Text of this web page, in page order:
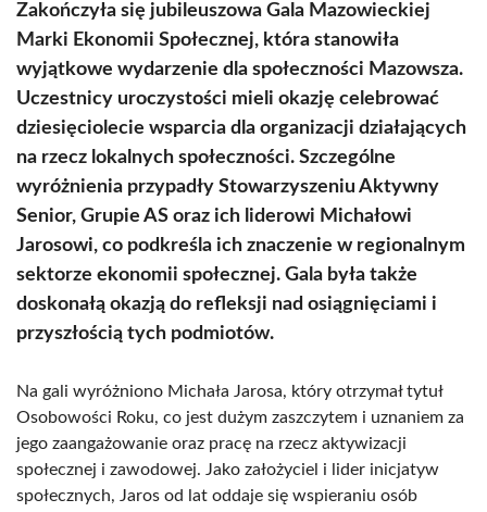
Zakończyła się jubileuszowa Gala Mazowieckiej
Marki Ekonomii Społecznej, która stanowiła
wyjątkowe wydarzenie dla społeczności Mazowsza.
Uczestnicy uroczystości mieli okazję celebrować
dziesięciolecie wsparcia dla organizacji działających
na rzecz lokalnych społeczności. Szczególne
wyróżnienia przypadły Stowarzyszeniu Aktywny
Senior, Grupie AS oraz ich liderowi Michałowi
Jarosowi, co podkreśla ich znaczenie w regionalnym
sektorze ekonomii społecznej. Gala była także
doskonałą okazją do refleksji nad osiągnięciami i
przyszłością tych podmiotów.
Na gali wyróżniono Michała Jarosa, który otrzymał tytuł
Osobowości Roku, co jest dużym zaszczytem i uznaniem za
jego zaangażowanie oraz pracę na rzecz aktywizacji
społecznej i zawodowej. Jako założyciel i lider inicjatyw
społecznych, Jaros od lat oddaje się wspieraniu osób